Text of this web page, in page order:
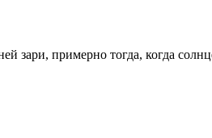
зари, примерно тогда, когда